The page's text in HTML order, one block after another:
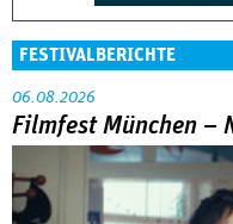
FESTIVALBERICHTE
06.08.2026
Filmfest München –